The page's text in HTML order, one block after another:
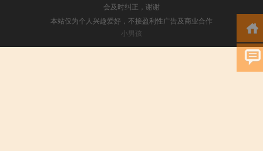
会及时纠正，谢谢
本站仅为个人兴趣爱好，不接盈利性广告及商业合作
小男孩